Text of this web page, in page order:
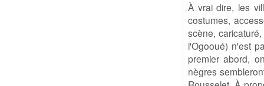
À vrai dire, les
costumes,
scène,
l'Ogooué) n'est
premier abord,
nègres